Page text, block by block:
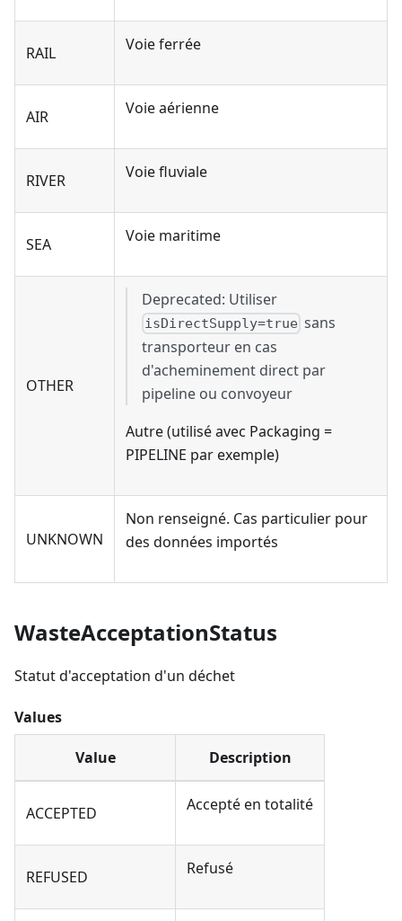
RAIL Voie ferrée
AIR Voie aérienne
RIVER Voie fluviale
SEA Voie maritime
OTHER
Deprecated: Utiliser
isDirectSupply=true sans
transporteur en cas
d'acheminement direct par
pipeline ou convoyeur
Autre (utilisé avec Packaging =
PIPELINE par exemple)
UNKNOWN
Non renseigné. Cas particulier pour
des données importés
WasteAcceptationStatus
Statut d'acceptation d'un déchet
Values
Value Description
ACCEPTED Accepté en totalité
REFUSED Refusé